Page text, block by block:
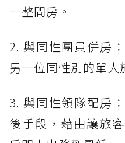
一整間房。
2. 與同性團員併房
另一位同性別的單人
3. 與同性領隊配房
後手段，藉由讓旅